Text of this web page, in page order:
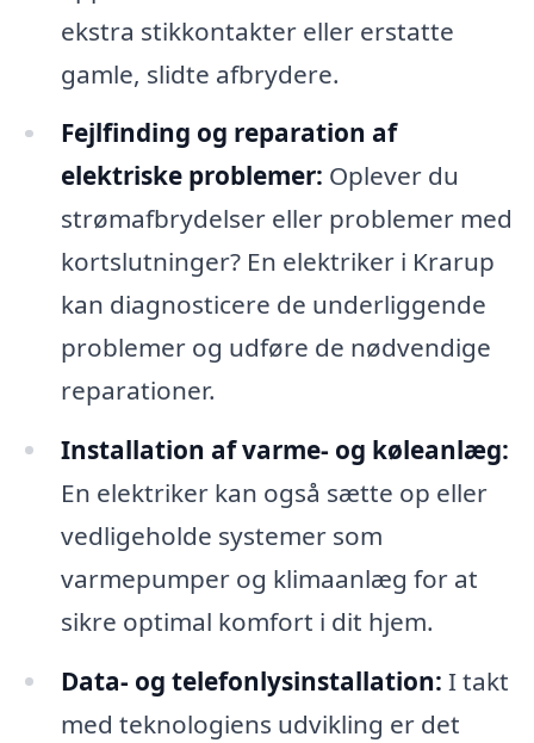
ekstra stikkontakter eller erstatte
gamle, slidte afbrydere.
Fejlfinding og reparation af
elektriske problemer: Oplever du
strømafbrydelser eller problemer med
kortslutninger? En elektriker i Krarup
kan diagnosticere de underliggende
problemer og udføre de nødvendige
reparationer.
Installation af varme- og køleanlæg:
En elektriker kan også sætte op eller
vedligeholde systemer som
varmepumper og klimaanlæg for at
sikre optimal komfort i dit hjem.
Data- og telefonlysinstallation: I takt
med teknologiens udvikling er det